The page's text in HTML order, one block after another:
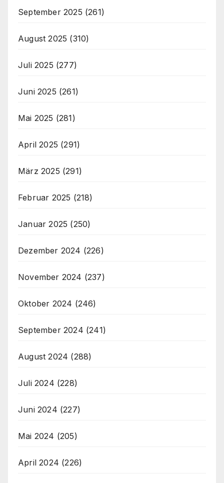
September 2025 (261)
August 2025 (310)
Juli 2025 (277)
Juni 2025 (261)
Mai 2025 (281)
April 2025 (291)
März 2025 (291)
Februar 2025 (218)
Januar 2025 (250)
Dezember 2024 (226)
November 2024 (237)
Oktober 2024 (246)
September 2024 (241)
August 2024 (288)
Juli 2024 (228)
Juni 2024 (227)
Mai 2024 (205)
April 2024 (226)